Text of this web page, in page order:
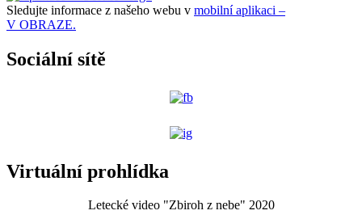
Sledujte informace z našeho webu v mobilní aplikaci –
V OBRAZE.
Sociální sítě
Virtuální prohlídka
Letecké video "Zbiroh z nebe" 2020